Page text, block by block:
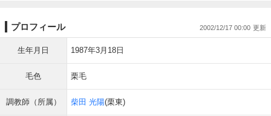
プロフィール 2002/12/17 00:00
生年月日 1987年3月18日
毛色 栗毛
調教師（所属） 柴田 光陽(栗東)